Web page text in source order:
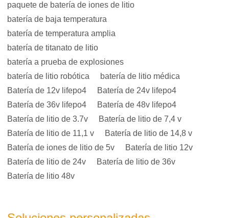
paquete de batería de iones de litio
batería de baja temperatura
batería de temperatura amplia
batería de titanato de litio
batería a prueba de explosiones
batería de litio robótica
batería de litio médica
Batería de 12v lifepo4
Batería de 24v lifepo4
Batería de 36v lifepo4
Batería de 48v lifepo4
Batería de litio de 3.7v
Batería de litio de 7,4 v
Batería de litio de 11,1 v
Batería de litio de 14,8 v
Batería de iones de litio de 5v
Batería de litio 12v
Batería de litio de 24v
Batería de litio de 36v
Batería de litio 48v